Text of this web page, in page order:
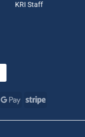
KRI Staff